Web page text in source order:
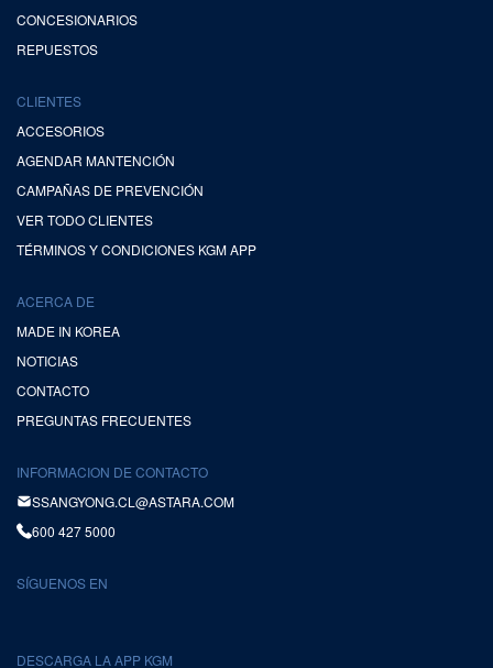
CONCESIONARIOS
REPUESTOS
CLIENTES
ACCESORIOS
AGENDAR MANTENCIÓN
CAMPAÑAS DE PREVENCIÓN
VER TODO CLIENTES
TÉRMINOS Y CONDICIONES KGM APP
ACERCA DE
MADE IN KOREA
NOTICIAS
CONTACTO
PREGUNTAS FRECUENTES
INFORMACION DE CONTACTO
SSANGYONG.CL@ASTARA.COM
600 427 5000
SÍGUENOS EN
DESCARGA LA APP KGM